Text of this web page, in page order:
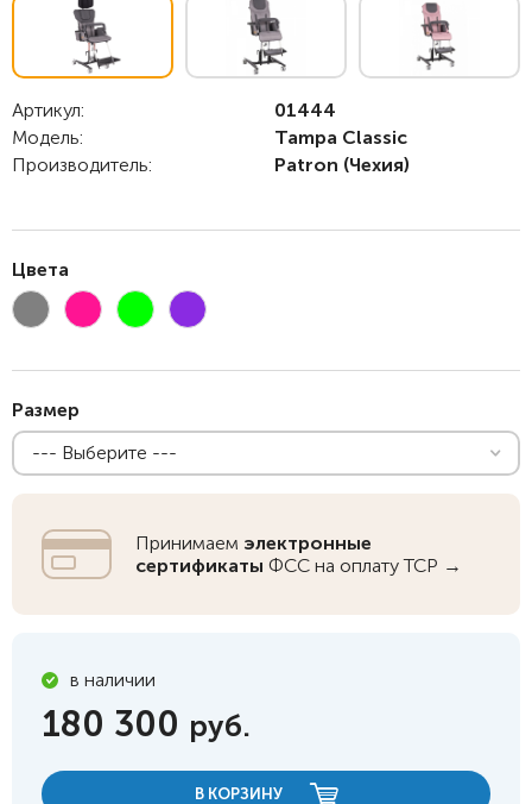
Артикул:
01444
Модель:
Tampa Classic
Производитель:
Patron (Чехия)
Цвета
Размер
--- Выберите ---
Принимаем электронные
сертификаты ФСС на оплату ТСР →
в наличии
180 300 руб.
В КОРЗИНУ